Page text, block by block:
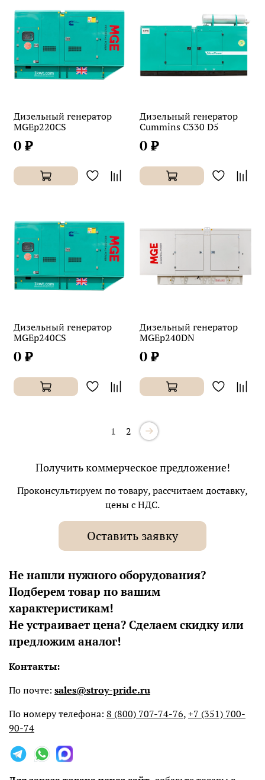
Дизельный генератор
MGEp220CS
0 ₽
Дизельный генератор
Cummins C330 D5
0 ₽
Дизельный генератор
MGEp240CS
0 ₽
Дизельный генератор
MGEp240DN
0 ₽
1 2
Получить коммерческое предложение!
Проконсультируем по товару, рассчитаем доставку,
цены с НДС.
Оставить заявку
Не нашли нужного оборудования?
Подберем товар по вашим
характеристикам!
Не устраивает цена? Сделаем скидку или
предложим аналог!
Контакты:
По почте: sales@stroy-pride.ru
По номеру телефона: 8 (800) 707-74-76,+7 (351) 700-
90-74